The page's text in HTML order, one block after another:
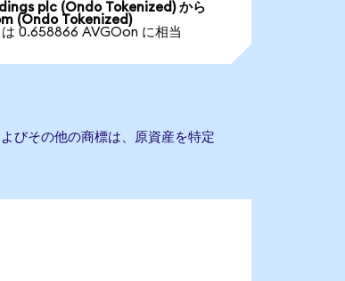
plc (Ondo Tokenized) から
(Ondo Tokenized)
は 0.658866 AVGOon に相当
びその他の商標は、原資産を特定